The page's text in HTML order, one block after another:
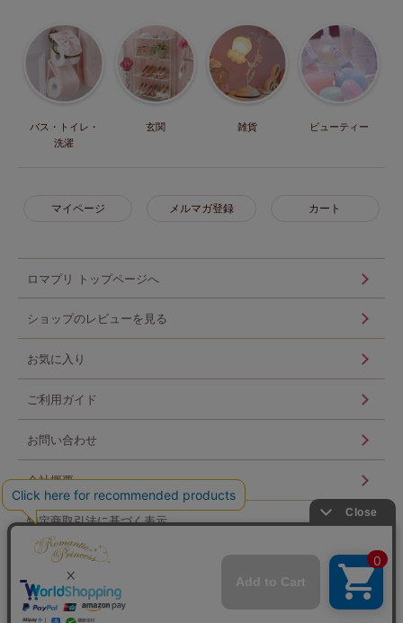
バス・トイレ・
洗濯
玄関 雑貨 ビューティー
マイページ メルマガ登録 カート
ロマプリ トップページへ
ショップのレビューを見る
お気に入り
ご利用ガイド
お問い合わせ
会社概要
特定商取引法に基づく表示
個人情報の取扱い
ログイン